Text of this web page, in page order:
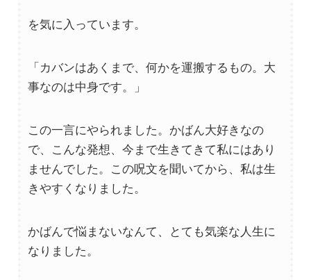
を気に入っています。
「カバンはあくまで、何かを運搬するもの。大
事なのは中身です。」
この一言にやられました。かばん大好きなの
で、こんな発想、今まで生きてきて私にはあり
ませんでした。この呪文を聞いてから、私は生
きやすくなりました。
かばんで悩まないなんて、とても気楽な人生に
なりました。